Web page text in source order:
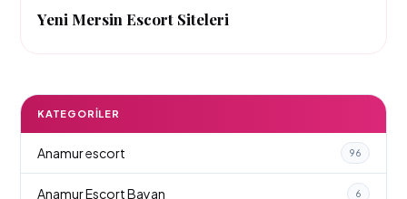
Yeni Mersin Escort Siteleri
KATEGORILER
Anamur escort 96
Anamur Escort Bayan 6